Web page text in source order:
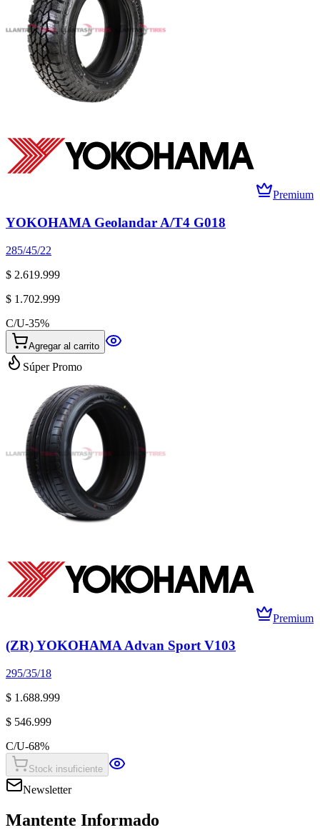
Premium
YOKOHAMA Geolandar A/T4 G018
285/45/22
$ 2.619.999
$ 1.702.999
C/U-35%
Agregar al carrito
Súper Promo
Premium
(ZR) YOKOHAMA Advan Sport V103
295/35/18
$ 1.688.999
$ 546.999
C/U-68%
Stock insuficiente
Newsletter
Mantente Informado